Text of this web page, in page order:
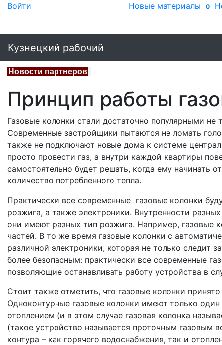
Войти Новые материалы 0
Кузнецкий рабочий
Новости партнеров
Принцип работы
Газовые колонки стали достаточно популярными
Современные застройщики пытаются не ломать
также не подключают новые дома к системе
просто провести газ, а внутри каждой квартиры
самостоятельно будет решать, когда ему начинать
количество потребленного тепла.
Практически все современные газовые колонки
розжига, а также электроники. Внутренности
они имеют разных тип розжига. Например, газовые
частей. В то же время газовые колонки с
различной электроники, которая не только следит
более безопасным: практически все современные
позволяющие останавливать работу устройства в
Стоит также отметить, что газовые колонки
Одноконтурные газовые колонки имеют только
отоплением (и в этом случае газовая колонка
(такое устройство называется проточным газовым
контура – как горячего водоснабжения, так и